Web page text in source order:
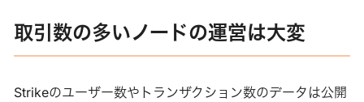
取引数の多いノードの運営は大変
Strikeのユーザー数やトランザクション数のデータは公開